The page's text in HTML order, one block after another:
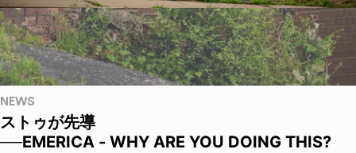
NEWS
ストゥが先導
──EMERICA - WHY ARE YOU DOING THIS?